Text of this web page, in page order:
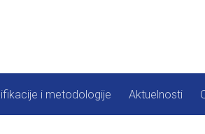
i metodologije Aktuelnosti